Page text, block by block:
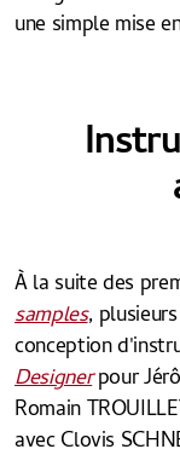
une simple mise
À la suite des
samples,
conception
Designerpour
Romain
avec Clovis